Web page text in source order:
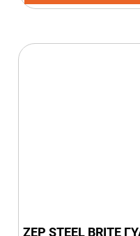
ZEP STEEL BRITE